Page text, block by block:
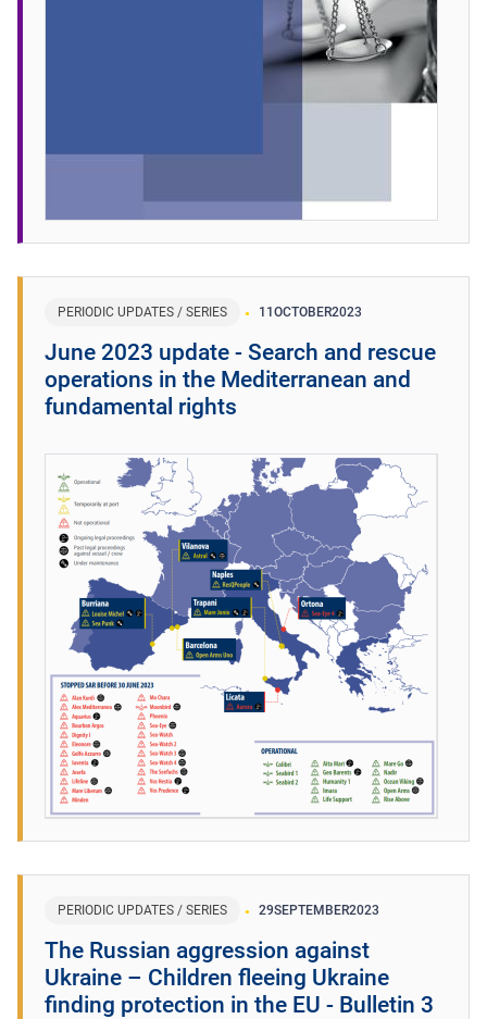
PERIODIC UPDATES / SERIES 11 OCTOBER2023
June 2023 update - Search and rescue
operations in the Mediterranean and
fundamental rights
PERIODIC UPDATES / SERIES 29SEPTEMBER2023
The Russian aggression against
Ukraine – Children fleeing Ukraine
finding protection in the EU - Bulletin 3